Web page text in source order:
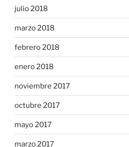
julio 2018
marzo 2018
febrero 2018
enero 2018
noviembre 2017
octubre 2017
mayo 2017
marzo 2017